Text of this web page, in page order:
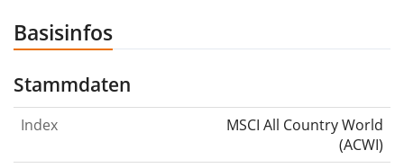
Basisinfos
Stammdaten
Index
MSCI All Country World
(ACWI)